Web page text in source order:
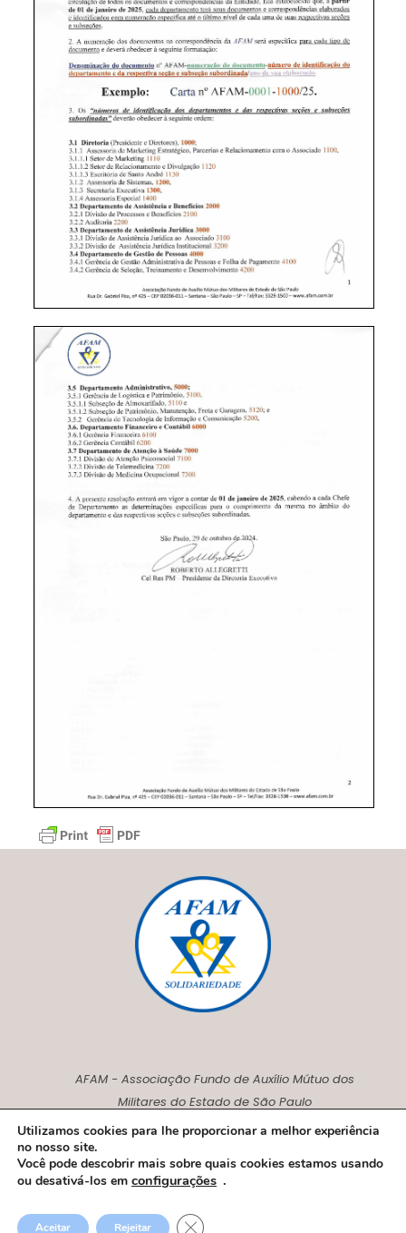
AFAM - Associação Fundo de Auxílio Mútuo dos
Militares do Estado de São Paulo
CNPJ00.230.675/0001-27
© 2018 AFAM - A Associação da Família Policial Militar
Utilizamos cookies para lhe proporcionar a melhor experiência
no nosso site.
Você pode descobrir mais sobre quais cookies estamos usando
ou desativá-los em configurações .
Aceitar Rejeitar Close GDPR Cookie Banner